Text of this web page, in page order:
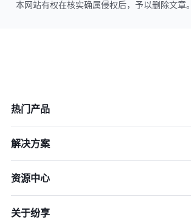
本网站有权在核实确属侵权后，予以删除文章。
热门产品
解决方案
资源中心
关于纷享